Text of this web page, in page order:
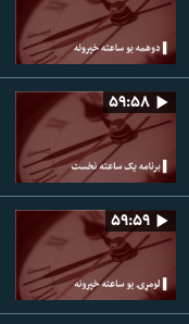
۵۹:۵۸
۵۹:۵۹